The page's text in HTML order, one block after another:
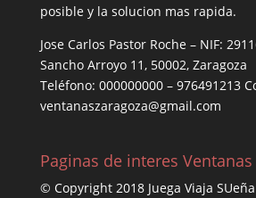
posible y la solucion mas rapida.
Jose Carlos Pastor Roche – NIF:
Sancho Arroyo 11, 50002, Zaragoza
Teléfono: 000000000 – 976491213
ventanaszaragoza@gmail.com
Paginas de interes Ventanas
© Copyright 2018 Juega Viaja SUeña